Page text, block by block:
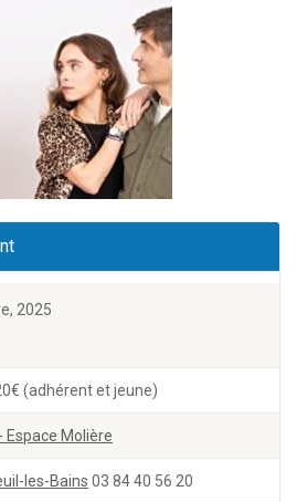
2025
(adhérent et jeune)
- Espace Molière
les-Bains 03 84 40 56 20